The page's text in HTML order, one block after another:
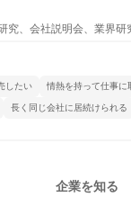
、会社説明会、業界研
したい 情熱を持って仕事に
長く同じ会社に居続けられる
企業を知る